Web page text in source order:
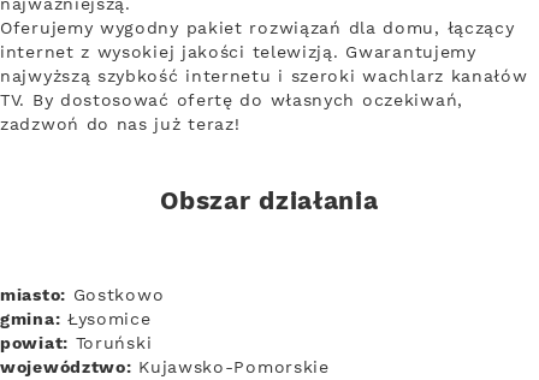
najważniejszą.
Oferujemy wygodny pakiet rozwiązań dla domu, łączący
internet z wysokiej jakości telewizją. Gwarantujemy
najwyższą szybkość internetu i szeroki wachlarz kanałów
TV. By dostosować ofertę do własnych oczekiwań,
zadzwoń do nas już teraz!
Obszar działania
miasto: Gostkowo
gmina: Łysomice
powiat: Toruński
województwo: Kujawsko-Pomorskie